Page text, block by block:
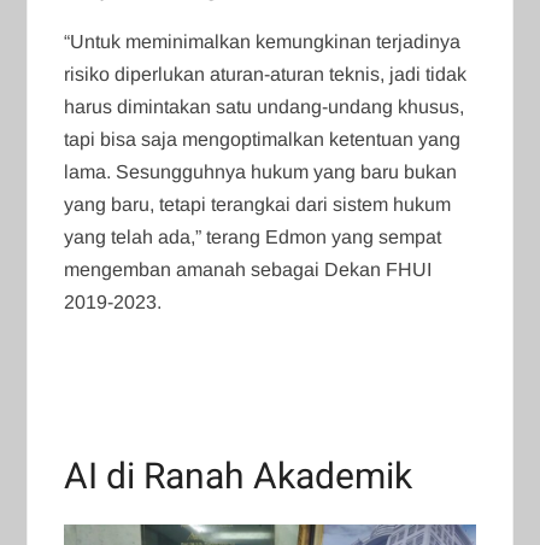
“Untuk meminimalkan kemungkinan terjadinya
risiko diperlukan aturan-aturan teknis, jadi tidak
harus dimintakan satu undang-undang khusus,
tapi bisa saja mengoptimalkan ketentuan yang
lama. Sesungguhnya hukum yang baru bukan
yang baru, tetapi terangkai dari sistem hukum
yang telah ada,” terang Edmon yang sempat
mengemban amanah sebagai Dekan FHUI
2019-2023.
AI di Ranah Akademik